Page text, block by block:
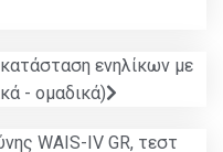
ενηλίκων με
- ομαδικά)
WAIS-IV GR, τεστ